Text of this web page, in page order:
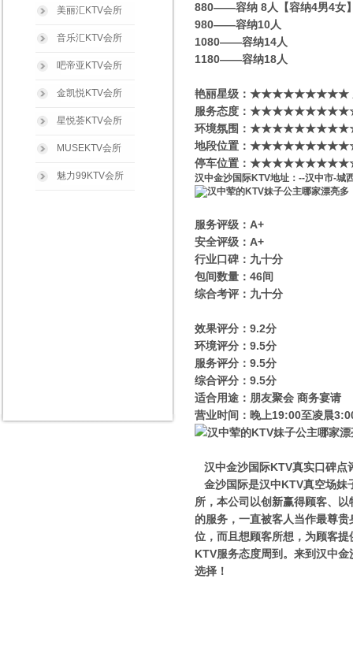
880——容纳 8人【容纳4男4女
980——容纳10人
1080——容纳14人
1180——容纳18人
艳丽星级​‌‌：★★★★★★★★★
服务态度：★★★★★★★★★☆
环境氛围：★★★★★★★★★☆
地段位置：★★★★★★★★★☆
停车位置：★★★★★★★★★☆
汉中金沙国际KTV地址：--汉中市-城
服务评级：A+
安全评级：A+
行业口碑：九十分
包间数量：46间
综合考评：九十分
效果评分：9.2分
环境评分：9.5分
服务评分：9.5分
综合评分：9.5分
适合用途：朋友聚会 商务宴请
营业时间：晚上19:00至凌晨
汉中金沙国际KTV真实口碑点
金沙国际是汉中KTV真空场妹
所，本公司以创新赢得顾客、
的服务，一直被客人当作最尊
位，而且想顾客所想，为顾客
KTV服务态度周到。来到汉中
选择！
美丽汇KTV会所
音乐汇KTV会所
吧帝亚KTV会所
金凯悦KTV会所
星悦荟KTV会所
MUSEKTV会所
魅力99KTV会所